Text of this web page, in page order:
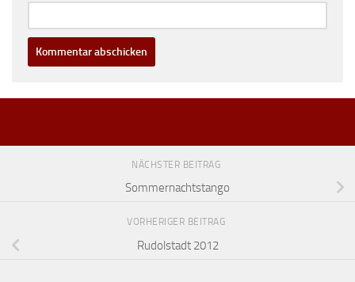
NÄCHSTER BEITRAG
Sommernachtstango
VORHERIGER BEITRAG
Rudolstadt 2012